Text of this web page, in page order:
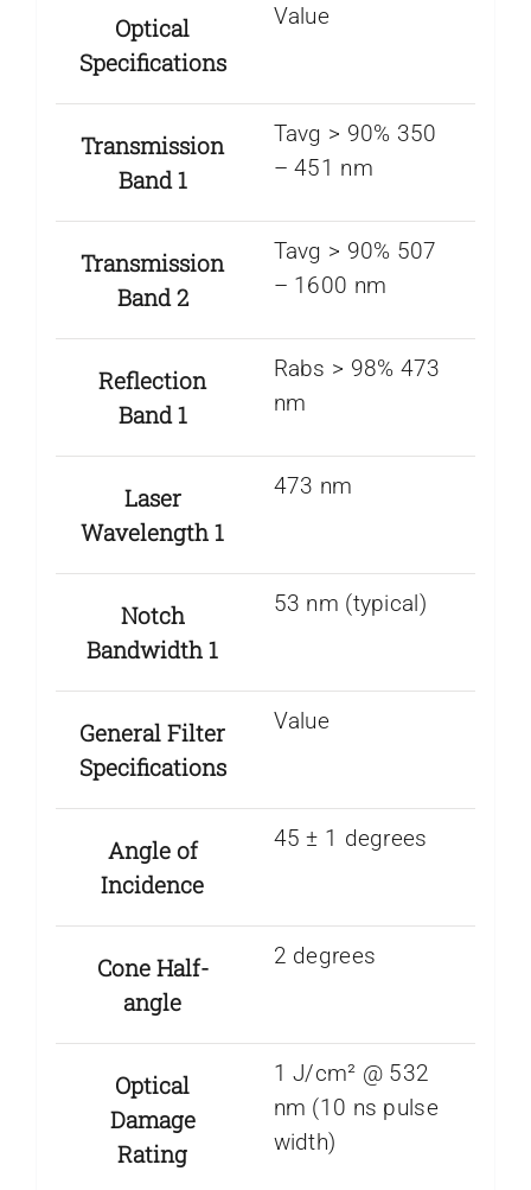
Optical
Specifications
Value
Transmission
Band 1
Tavg > 90% 350
– 451 nm
Transmission
Band 2
Tavg > 90% 507
– 1600 nm
Reflection
Band 1
Rabs > 98% 473
nm
Laser
Wavelength 1
473 nm
Notch
Bandwidth 1
53 nm (typical)
General Filter
Specifications
Value
Angle of
Incidence
45 ± 1 degrees
Cone Half-
angle
2 degrees
Optical
Damage
Rating
1 J/cm² @ 532
nm (10 ns pulse
width)